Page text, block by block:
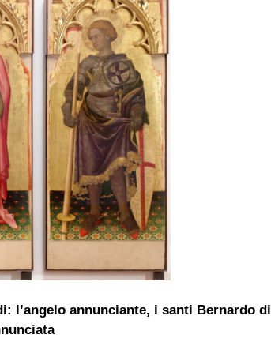
l’angelo annunciante, i santi Bernardo di